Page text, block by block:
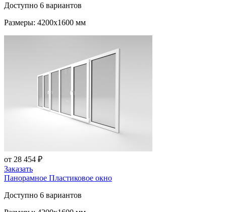
Доступно 6 вариантов
Размеры: 4200x1600 мм
от 28 454 ₽
Заказать
Панорамное Пластиковое окно
Доступно 6 вариантов